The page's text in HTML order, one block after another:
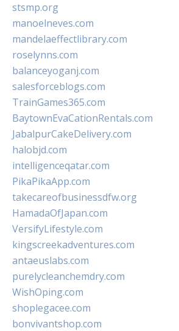
stsmp.org
manoelneves.com
mandelaeffectlibrary.com
roselynns.com
balanceyoganj.com
salesforceblogs.com
TrainGames365.com
BaytownEvaCationRentals.com
JabalpurCakeDelivery.com
halobjd.com
intelligenceqatar.com
PikaPikaApp.com
takecareofbusinessdfw.org
HamadaOfJapan.com
VersifyLifestyle.com
kingscreekadventures.com
antaeuslabs.com
purelycleanchemdry.com
WishOping.com
shoplegacee.com
bonvivantshop.com